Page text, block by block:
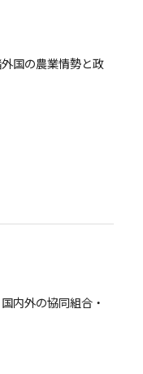
国の農業情勢と政
内外の協同組合・